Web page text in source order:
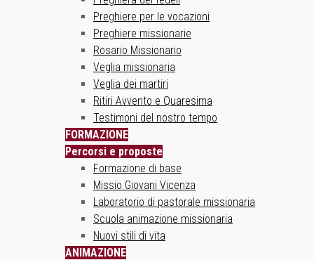
Preghiere per le vocazioni
Preghiere missionarie
Rosario Missionario
Veglia missionaria
Veglia dei martiri
Ritiri Avvento e Quaresima
Testimoni del nostro tempo
FORMAZIONE
Percorsi e proposte
Formazione di base
Missio Giovani Vicenza
Laboratorio di pastorale missionaria
Scuola animazione missionaria
Nuovi stili di vita
ANIMAZIONE